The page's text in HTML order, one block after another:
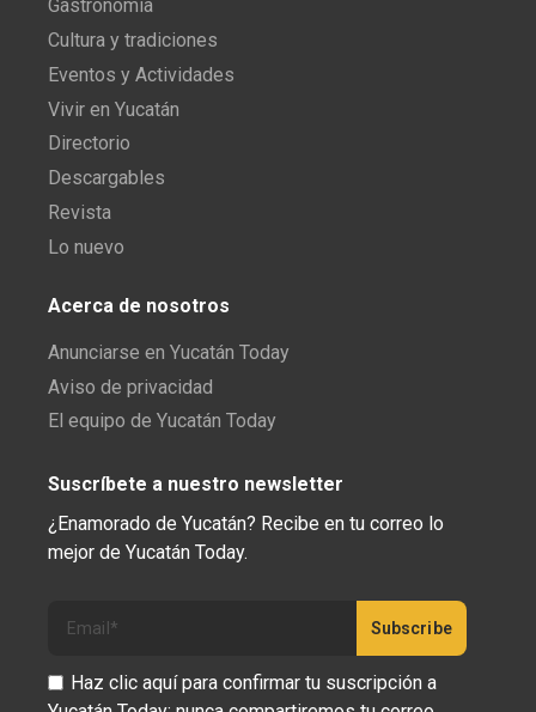
Gastronomía
Cultura y tradiciones
Eventos y Actividades
Vivir en Yucatán
Directorio
Descargables
Revista
Lo nuevo
Acerca de nosotros
Anunciarse en Yucatán Today
Aviso de privacidad
El equipo de Yucatán Today
Suscríbete a nuestro newsletter
¿Enamorado de Yucatán? Recibe en tu correo lo
mejor de Yucatán Today.
Haz clic aquí para confirmar tu suscripción a